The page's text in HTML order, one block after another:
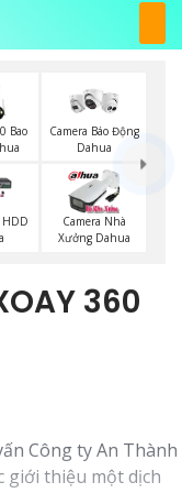
Bao
Camera Báo Động
Dahua
Camera Nhà
Xưởng Dahua
360
Công ty An Thành
giới thiệu một dịch